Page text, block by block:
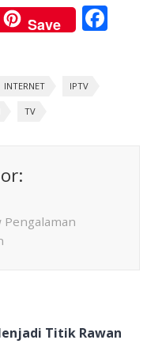
Save F
INTERNET IPTV
TV
Pengalaman
Titik Rawan